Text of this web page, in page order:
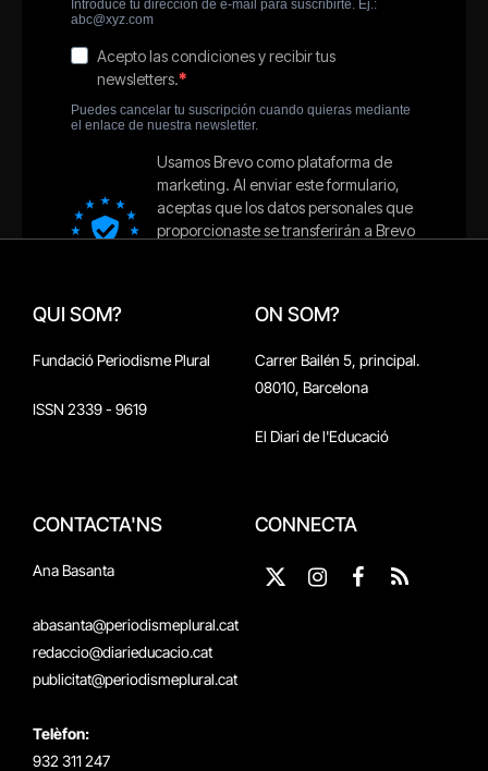
QUI SOM?
Fundació Periodisme Plural
ISSN 2339 - 9619
ON SOM?
Carrer Bailén 5, principal.
08010, Barcelona
El Diari de l'Educació
CONTACTA'NS
Ana Basanta
abasanta@periodismeplural.cat
redaccio@diarieducacio.cat
publicitat@periodismeplural.cat
Telèfon:
932 311 247
CONNECTA
X
Instagram
Facebook
RSS